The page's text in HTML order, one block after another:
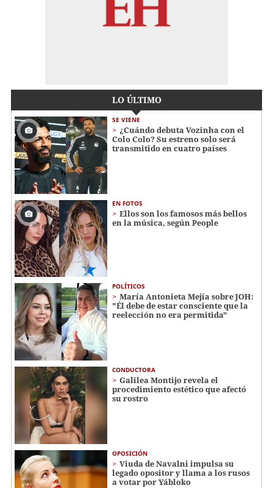
LO ÚLTIMO
SE VIENE
¿Cuándo debuta Vozinha con el
Colo Colo? Su estreno solo será
transmitido en cuatro países
EN FOTOS
Ellos son los famosos más bellos
en la música, según People
POLÍTICOS
María Antonieta Mejía sobre JOH:
"Él debe de estar consciente que la
reelección no era permitida"
CONDUCTORA
Galilea Montijo revela el
procedimiento estético que afectó
su rostro
OPOSICIÓN
Viuda de Navalni impulsa su
legado opositor y llama a los rusos
a votar por Yábloko